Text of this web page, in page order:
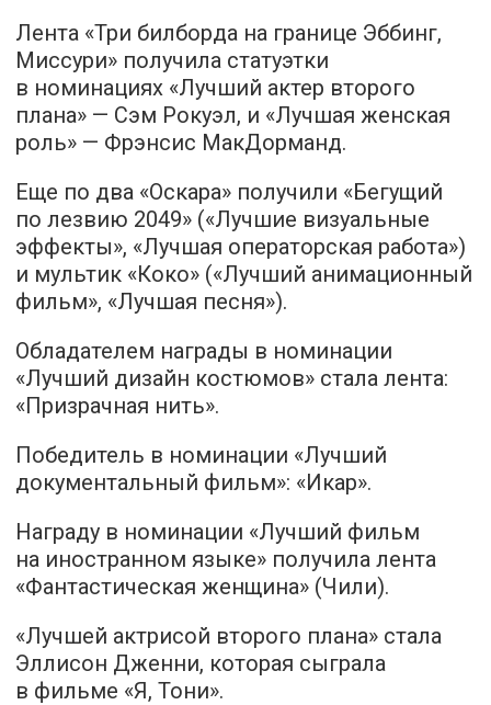
Лента «Три билборда на границе Эббинг,
Миссури» получила статуэтки
в номинациях «Лучший актер второго
плана» — Сэм Рокуэл, и «Лучшая женская
роль» — Фрэнсис МакДорманд.
Еще по два «Оскара» получили «Бегущий
по лезвию 2049» («Лучшие визуальные
эффекты», «Лучшая операторская работа»)
и мультик «Коко» («Лучший анимационный
фильм», «Лучшая песня»).
Обладателем награды в номинации
«Лучший дизайн костюмов» стала лента:
«Призрачная нить».
Победитель в номинации «Лучший
документальный фильм»: «Икар».
Награду в номинации «Лучший фильм
на иностранном языке» получила лента
«Фантастическая женщина» (Чили).
«Лучшей актрисой второго плана» стала
Эллисон Дженни, которая сыграла
в фильме «Я, Тони».